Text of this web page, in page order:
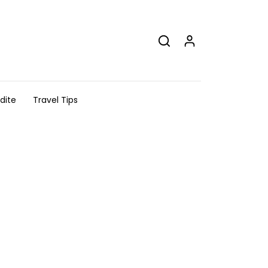
Travel Tips